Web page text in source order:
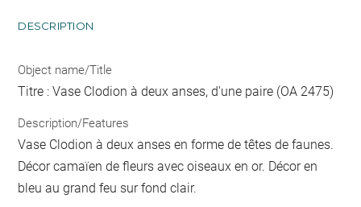
DESCRIPTION
Object name/Title
Titre : Vase Clodion à deux anses, d'une paire (OA 2475)
Description/Features
Vase Clodion à deux anses en forme de têtes de faunes.
Décor camaïen de fleurs avec oiseaux en or. Décor en
bleu au grand feu sur fond clair.